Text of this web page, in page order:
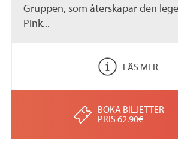
Gruppen, som återskapar den
Pink...
LÄS MER
BOKA BILJETTER
PRIS 62.90€